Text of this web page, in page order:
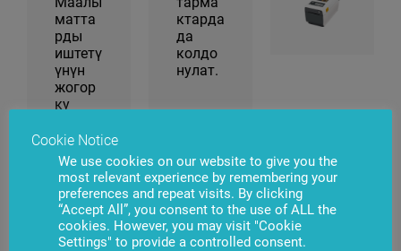
матта
рды
иштетү
үнүн
жогор
ку
дыгы,
көлөм
дүү эс-
тутуму
жана
аксесс
уарлар
ктарда
да
колдо
нулат.
Cookie Notice
We use cookies on our website to give you the
most relevant experience by remembering your
preferences and repeat visits. By clicking
“Accept All”, you consent to the use of ALL the
cookies. However, you may visit "Cookie
Settings" to provide a controlled consent.